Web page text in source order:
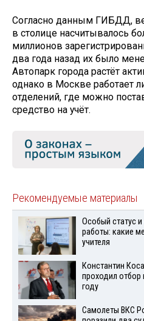
Согласно данным ГИБДД,
в столице насчитывалось
миллионов
два года назад их было
Автопарк города растёт
однако в Москве работает
отделений, где можно
средство на учёт.
Рекомендуемые материалы
Особый статус и
работы: какие
учителя
Константин
проходил отбор
году
Самолеты ВКС